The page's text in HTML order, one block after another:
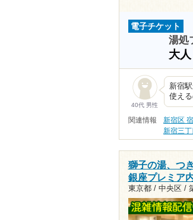
電子チケット
湯処
大
40代 男性
新宿
使える
関連情報 新宿区
新宿三丁
獅子の湯、つ
銀座プレミア
東京都 / 中央区 /